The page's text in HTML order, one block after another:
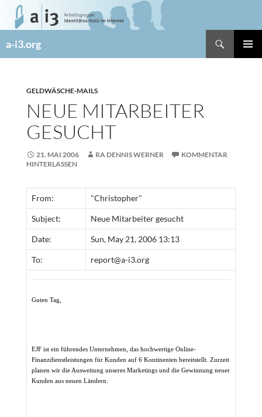
Zum
Inhalt
a-i3.org
GELDWÄSCHE-MAILS
NEUE MITARBEITER
GESUCHT
21. MAI 2006 RA DENNIS WERNER
KOMMENTAR
HINTERLASSEN
From: "Christopher"
Subject: Neue Mitarbeiter gesucht
Date: Sun, May 21, 2006 13:13
To: report@a-i3.org
Guten Tag,
EJF ist ein führendes Unternehmen, das hochwertige Online-
Finanzdienstleistungen für Kunden auf 6 Kontinenten bereitstellt. Zurzeit
planen wir die Ausweitung unseres Marketings und die Gewinnung neuer
Kunden aus neuen Ländern.